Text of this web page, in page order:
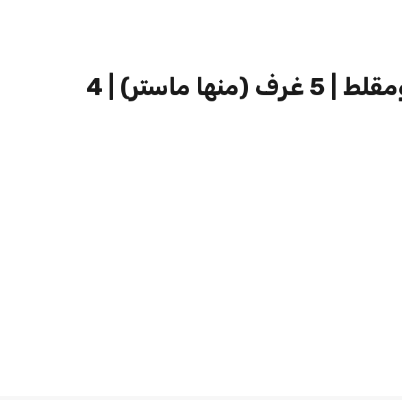
فيلا روف أرضي للبيع – حي القدس | مجلس ومقلط | 5 غرف (منها ماستر) | 4